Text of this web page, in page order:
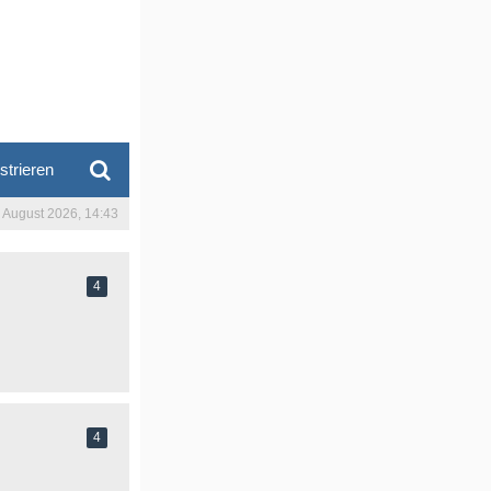
August 2026, 14:43
4
4